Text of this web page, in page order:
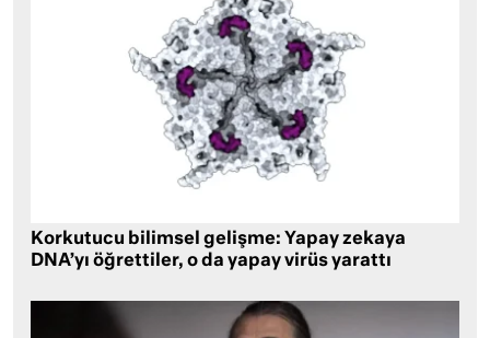
Korkutucu bilimsel gelişme: Yapay zekaya
DNA’yı öğrettiler, o da yapay virüs yarattı